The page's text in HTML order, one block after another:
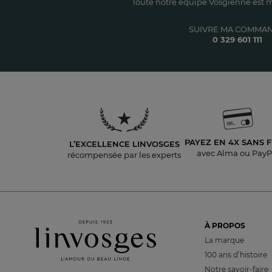
Toute notre équipe Vosgienne est
SUIVRE MA
0 329 601 111
L’EXCELLENCE LINVOSGES
récompensée par les experts
PAYEZ EN 4X SANS
avec Alma ou
À PROPOS
La marque
100 ans d’histoire
Notre savoir-faire